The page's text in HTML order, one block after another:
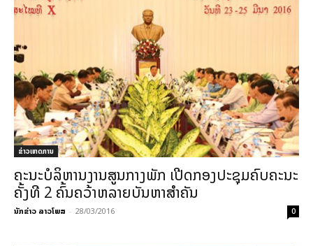
ຂ່າວເຫດການ
ຄະນະບໍລິຫານງານສູນກາງພັກ ເປີດກອງປະຊຸມຄົບຄະນະ
ຄັ້ງທີ 2 ຄົ້ນຄວ້າຫລາຍບັນຫາສຳຄັນ
ນັກຂ່າວ ລາວໂພສ - 28/03/2016 0